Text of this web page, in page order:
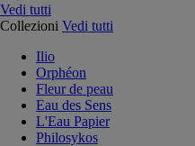
Vedi tutti
Collezioni Vedi tutti
Ilio
Orphéon
Fleur de peau
Eau des Sens
L'Eau Papier
Philosykos